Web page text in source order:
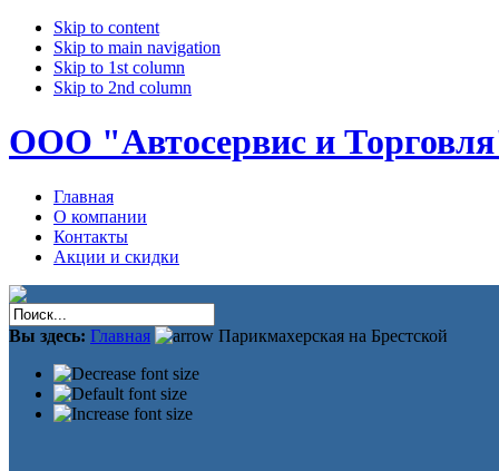
Skip to content
Skip to main navigation
Skip to 1st column
Skip to 2nd column
ООО "Автосервис и
Главная
О компании
Контакты
Акции и скидки
Вы здесь: Главная Парикмахерская на Брестской